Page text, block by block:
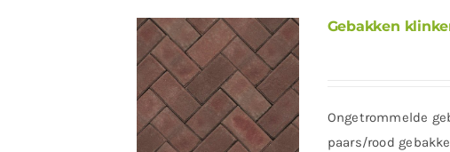
Gebakken
Ongetrommelde
paars/rood